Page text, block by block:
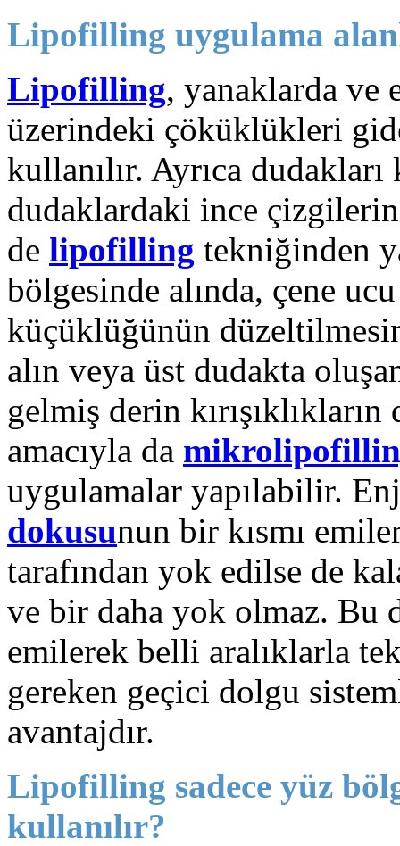
Lipofilling uygulama
Lipofilling, yanaklarda ve
üzerindeki çöküklükleri
kullanılır. Ayrıca dudakları
dudaklardaki ince
de lipofilling tekniğinden
bölgesinde alında, çene ucu
küçüklüğünün
alın veya üst dudakta
gelmiş derin
amacıyla da
uygulamalar yapılabilir.
dokusunun bir kısmı
tarafından yok edilse de
ve bir daha yok olmaz. Bu
emilerek belli aralıklarla
gereken geçici dolgu
avantajdır.
Lipofilling sadece yüz
kullanılır?